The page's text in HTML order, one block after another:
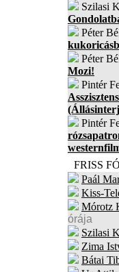
Szilasi
Péter
Péter
Mozi!
Pintér
Pintér
FRISS
Paál
Kiss-
Mórotz
órája
Szilasi
Zima
Bátai